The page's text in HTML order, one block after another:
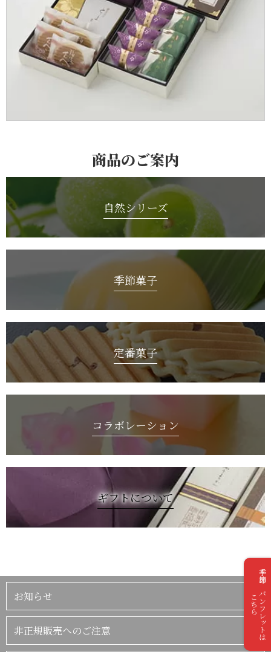
商品のご案内
自然シリーズ
季節菓子
定番菓子
コラボレーション
ギフトについて
お知らせ
非正規販売へのご注意 季節のパンフレットは
こちら